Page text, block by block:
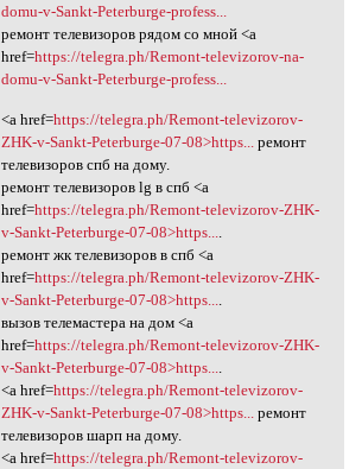
domu-v-Sankt-Peterburge-profess...
ремонт телевизоров рядом со мной <a
href=https://telegra.ph/Remont-televizorov-na-
domu-v-Sankt-Peterburge-profess...
<a href=https://telegra.ph/Remont-televizorov-
ZHK-v-Sankt-Peterburge-07-08>https...ремонт
телевизоров спб на дому.
ремонт телевизоров lg в спб <a
href=https://telegra.ph/Remont-televizorov-ZHK-
v-Sankt-Peterburge-07-08>https....
ремонт жк телевизоров в спб <a
href=https://telegra.ph/Remont-televizorov-ZHK-
v-Sankt-Peterburge-07-08>https....
вызов телемастера на дом <a
href=https://telegra.ph/Remont-televizorov-ZHK-
v-Sankt-Peterburge-07-08>https....
<a href=https://telegra.ph/Remont-televizorov-
ZHK-v-Sankt-Peterburge-07-08>https...ремонт
телевизоров шарп на дому.
<a href=https://telegra.ph/Remont-televizorov-